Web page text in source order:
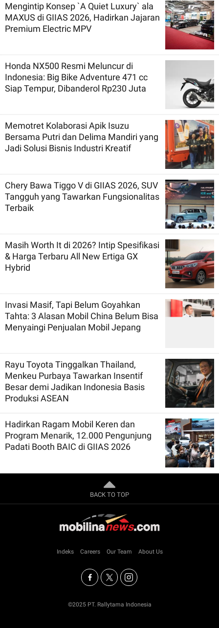
Mengintip Konsep `A Quiet Luxury` ala
MAXUS di GIIAS 2026, Hadirkan Jajaran
Premium Electric MPV
Honda NX500 Resmi Meluncur di
Indonesia: Big Bike Adventure 471 cc
Siap Tempur, Dibanderol Rp230 Juta
Memotret Kolaborasi Apik Isuzu
Bersama Putri dan Delima Mandiri yang
Jadi Solusi Bisnis Industri Kreatif
Chery Bawa Tiggo V di GIIAS 2026, SUV
Tangguh yang Tawarkan Fungsionalitas
Terbaik
Masih Worth It di 2026? Intip Spesifikasi
& Harga Terbaru All New Ertiga GX
Hybrid
Invasi Masif, Tapi Belum Goyahkan
Tahta: 3 Alasan Mobil China Belum Bisa
Menyaingi Penjualan Mobil Jepang
Rayu Toyota Tinggalkan Thailand,
Menkeu Purbaya Tawarkan Insentif
Besar demi Jadikan Indonesia Basis
Produksi ASEAN
Hadirkan Ragam Mobil Keren dan
Program Menarik, 12.000 Pengunjung
Padati Booth BAIC di GIIAS 2026
BACK TO TOP
Indeks Careers Our Team About Us
©2025 PT. Rallytama Indonesia